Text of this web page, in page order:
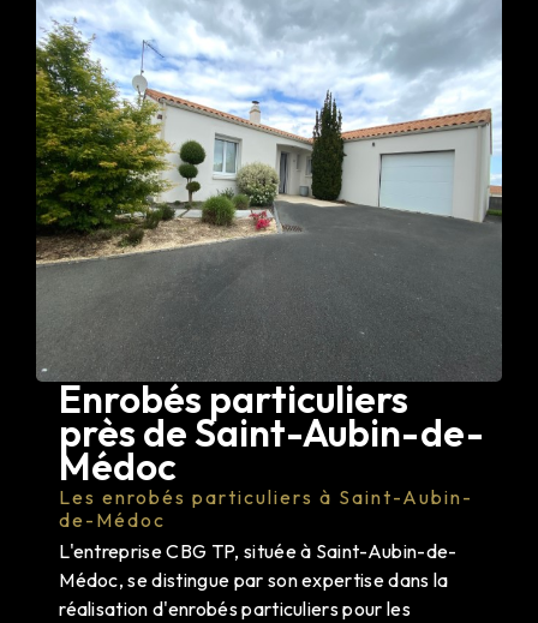
Enrobés particuliers
près de Saint-Aubin-de-
Médoc
Les enrobés particuliers à Saint-Aubin-
de-Médoc
L'entreprise CBG TP, située à Saint-Aubin-de-
Médoc, se distingue par son expertise dans la
réalisation d'enrobés particuliers pour les